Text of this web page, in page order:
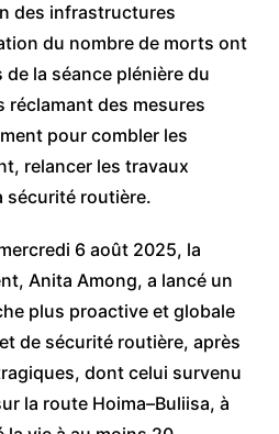
des infrastructures
du nombre de morts ont
la séance plénière du
réclamant des mesures
pour combler les
relancer les travaux
sécurité routière.
6 août 2025, la
Anita Among, a lancé un
plus proactive et globale
de sécurité routière, après
dont celui survenu
la route Hoima–Buliisa, à